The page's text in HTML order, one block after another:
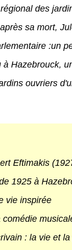
des
sa mort,
:un
à Hazebrouck,
ouvriers
Eftimakis
1925 à
vie inspirée
comédie
: la vie et